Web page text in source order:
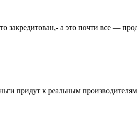
закредитован,- а это почти все —
придут к реальным производителям